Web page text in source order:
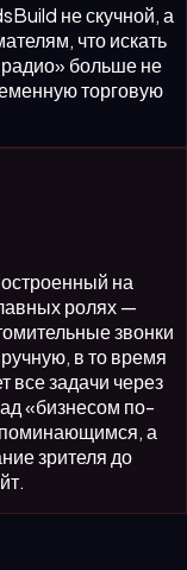
не скучной, а
что искать
больше не
торговую
на
ролях —
звонки
в то время
все задачи через
«бизнесом по-
а
зрителя до